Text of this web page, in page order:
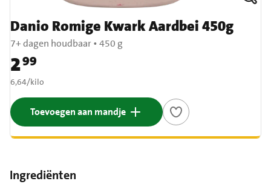
Danio Romige Kwark Aardbei 450g
7+ dagen houdbaar•450 g
Prijs: € 2,99
299
€ 6,64 per kilo
6,64/kilo
Toevoegen aan mandje
Ingrediënten